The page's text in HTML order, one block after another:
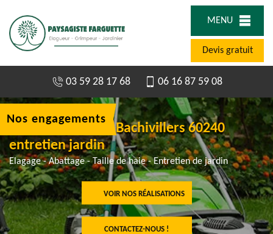
MENU
Devis gratuit
03 59 28 17 68 06 16 87 59 08
Tonte de pelouse Bachivillers 60240
entretien jardin
Elagage - Abattage - Taille de haie - Entretien de jardin
VOIR NOS RÉALISATIONS
CONTACTEZ-NOUS !
Nos engagements